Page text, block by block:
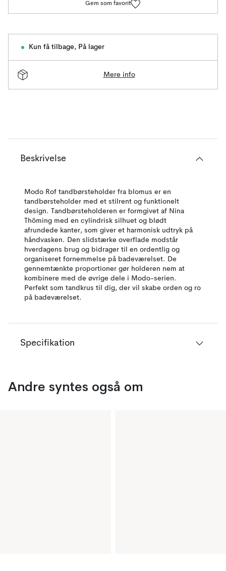
Gem som favorit
Kun få tilbage, På lager
Mere info
Beskrivelse
Modo Rof tandbørsteholder fra blomus er en
tandbørsteholder med et stilrent og funktionelt
design. Tandbørsteholderen er formgivet af Nina
Thöming med en cylindrisk silhuet og blødt
afrundede kanter, som giver et harmonisk udtryk på
håndvasken. Den slidstærke overflade modstår
hverdagens brug og bidrager til en ordentlig og
organiseret fornemmelse på badeværelset. De
gennemtænkte proportioner gør holderen nem at
kombinere med de øvrige dele i Modo-serien.
Perfekt som tandkrus til dig, der vil skabe orden og ro
på badeværelset.
Specifikation
Andre syntes også om